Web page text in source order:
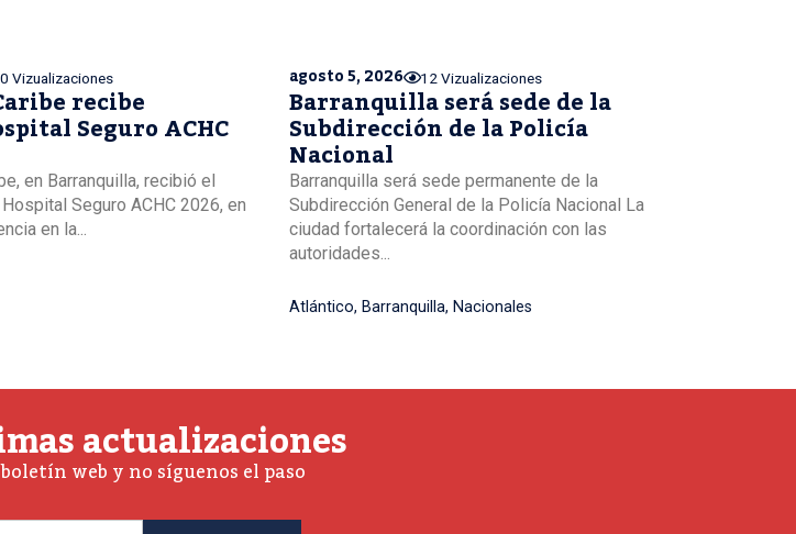
Vizualizaciones
recibe
Seguro ACHC
en Barranquilla, recibió el
Seguro ACHC 2026, en
en la...
agosto 5, 2026 12 Vizualizaciones
Barranquilla será sede de la
Subdirección de la Policía
Nacional
Barranquilla será sede permanente de la
Subdirección General de la Policía Nacional La
ciudad fortalecerá la coordinación con las
autoridades...
Atlántico, Barranquilla, Nacionales
actualizaciones
web y no síguenos el paso